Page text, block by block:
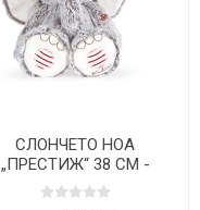
СЛОНЧЕТО НОА
„ПРЕСТИЖ“ 38 CM -
KALOO